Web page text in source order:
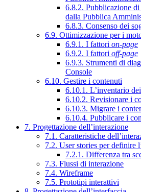
6.8.2. Pubblicazione
dalla Pubblica
6.8.3. Consenso dei
6.9. Ottimizzazione per i
6.9.1. I fattori on-page
6.9.2. I fattori off-page
6.9.3. Strumenti di
Console
6.10. Gestire i contenuti
6.10.1. L’inventario
6.10.2. Revisionare i
6.10.3. Migrare i
6.10.4. Pubblicare i
7. Progettazione dell’interazione
7.1. Caratteristiche
7.2. User stories per definire
7.2.1. Differenza tra
7.3. Flussi di interazione
7.4. Wireframe
7.5. Prototipi interattivi